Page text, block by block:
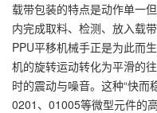
载带包装的特点是动作单一
内完成取料、检测、放入载
PPU平移机械手正是为此而
机的旋转运动转化为平滑的
时的震动与噪音。这种“快而
0201 、 01005等微型元件的